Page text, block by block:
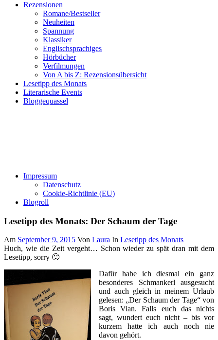
Rezensionen
Romane/Bestseller
Neuheiten
Spannung
Klassiker
Englischsprachiges
Hörbücher
Verfilmungen
Von A bis Z: Rezensionsübersicht
Lesetipp des Monats
Literarische Events
Bloggequassel
Impressum
Datenschutz
Cookie-Richtlinie (EU)
Blogroll
Lesetipp des Monats: Der Schaum der Tage
Am September 9, 2015 Von Laura In Lesetipp des Monats
Huch, wie die Zeit vergeht… Schon wieder zu spät dran mit dem
Lesetipp, sorry 🙂
Dafür habe ich diesmal ein ganz
besonderes Schmankerl ausgesucht
und auch gleich in meinem Urlaub
gelesen: „Der Schaum der Tage“ von
Boris Vian. Falls euch das nichts
sagt, wundert euch nicht – bis vor
kurzem hatte ich auch noch nie
davon gehört.